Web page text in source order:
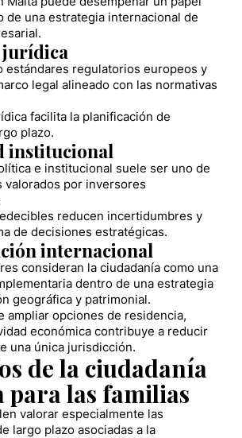
de una estrategia internacional de
estándares regulatorios europeos y
legal alineado con las normativas
facilita la planificación de
plazo.
institucional
e institucional suele ser uno de
valorados por inversores
reducen incertidumbres y
de decisiones estratégicas.
internacional
consideran la ciudadanía como una
dentro de una estrategia
geográfica y patrimonial.
ampliar opciones de residencia,
económica contribuye a reducir
una única jurisdicción.
de la ciudadanía
para las familias
valorar especialmente las
largo plazo asociadas a la